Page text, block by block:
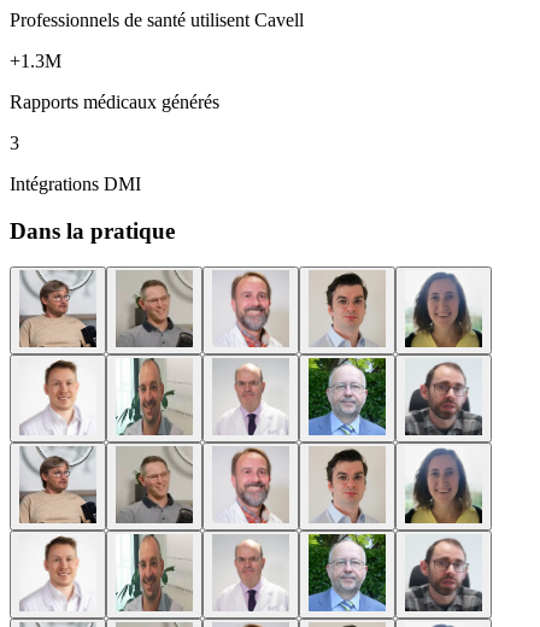
Professionnels de santé utilisent Cavell
+1.3M
Rapports médicaux générés
3
Intégrations DMI
Dans la pratique